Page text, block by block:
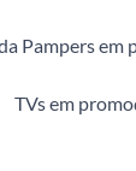
Pampers em
TVs em